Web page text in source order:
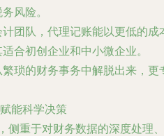
风险。
计团队，代理记账能以更低的成
合初创企业和中小微企业。
繁琐的财务事务中解脱出来，更
能科学决策
侧重于对财务数据的深度处理、